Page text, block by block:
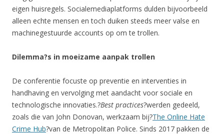
eigen huisregels. Socialemediaplatforms dulden bijvoorbeeld
alleen echte mensen en toch duiken steeds meer valse en
machinegestuurde accounts op om te trollen.
Dilemma?s in moeizame aanpak trollen
De conferentie focuste op preventie en interventies in
handhaving en vervolging met aandacht voor sociale en
technologische innovaties.?Best practices?werden gedeeld,
zoals die van John Donovan, werkzaam bij?The Online Hate
Crime Hub?van de Metropolitan Police. Sinds 2017 pakken de